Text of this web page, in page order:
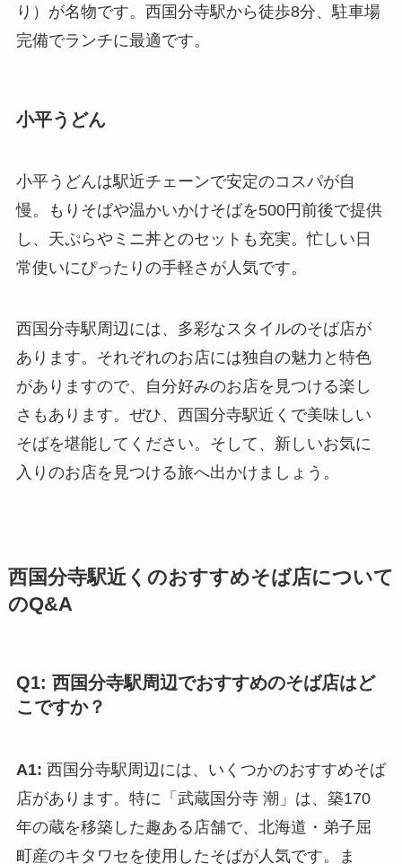
り）が名物です。西国分寺駅から徒歩8分、駐車場
完備でランチに最適です。
小平うどん
小平うどんは駅近チェーンで安定のコスパが自
慢。もりそばや温かいかけそばを500円前後で提供
し、天ぷらやミニ丼とのセットも充実。忙しい日
常使いにぴったりの手軽さが人気です。
西国分寺駅周辺には、多彩なスタイルのそば店が
あります。それぞれのお店には独自の魅力と特色
がありますので、自分好みのお店を見つける楽し
さもあります。ぜひ、西国分寺駅近くで美味しい
そばを堪能してください。そして、新しいお気に
入りのお店を見つける旅へ出かけましょう。
西国分寺駅近くのおすすめそば店について
のQ&A
Q1: 西国分寺駅周辺でおすすめのそば店はど
こですか？
A1: 西国分寺駅周辺には、いくつかのおすすめそば
店があります。特に「武蔵国分寺 潮」は、築170
年の蔵を移築した趣ある店舗で、北海道・弟子屈
町産のキタワセを使用したそばが人気です。ま